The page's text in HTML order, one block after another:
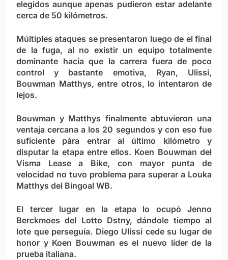
elegidos aunque apenas pudieron estar adelante
cerca de 50 kilómetros.
Múltiples ataques se presentaron luego de el final
de la fuga, al no existir un equipo totalmente
dominante hacía que la carrera fuera de poco
control y bastante emotiva, Ryan, Ulissi,
Bouwman Matthys, entre otros, lo intentaron de
lejos.
Bouwman y Matthys finalmente abtuvieron una
ventaja cercana a los 20 segundos y con eso fue
suficiente pára entrar al último kilómetro y
disputar la etapa entre ellos. Koen Bouwman del
Visma Lease a Bike, con mayor punta de
velocidad no tuvo problema para superar a Louka
Matthys del Bingoal WB.
El tercer lugar en la etapa lo ocupó Jenno
Berckmoes del Lotto Dstny, dándole tiempo al
lote que perseguía. Diego Ulissi cede su lugar de
honor y Koen Bouwman es el nuevo líder de la
prueba italiana.